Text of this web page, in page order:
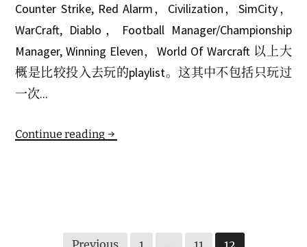
M
r
h
2
0
Counter Strike, Red Alarm，Civilization，SimCity，
WarCraft, Diablo，Football Manager/Championship
Manager, Winning Eleven，World Of Warcraft 以上大
概是比较投入去玩的playlist。这其中不包括只玩过
一次...
Continue reading
Previous 1 11 12